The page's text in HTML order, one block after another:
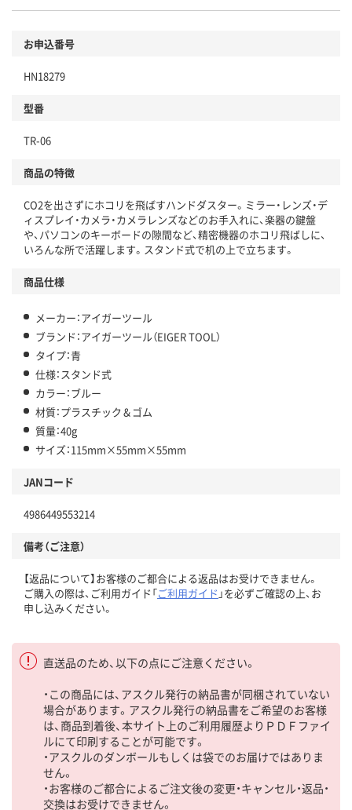
お申込番号
HN18279
型番
TR-06
商品の特徴
CO2を出さずにホコリを飛ばすハンドダスター。ミラー・レンズ・デ
ィスプレイ・カメラ・カメラレンズなどのお手入れに、楽器の鍵盤
や、パソコンのキーボードの隙間など、精密機器のホコリ飛ばしに、
いろんな所で活躍します。スタンド式で机の上で立ちます。
商品仕様
メーカー：アイガーツール
ブランド：アイガーツール（EIGER TOOL）
タイプ：青
仕様：スタンド式
カラー：ブルー
材質：プラスチック＆ゴム
質量：40g
サイズ：115mm×55mm×55mm
JANコード
4986449553214
備考（ご注意）
【返品について】お客様のご都合による返品はお受けできません。
ご購入の際は、ご利用ガイド「ご利用ガイド 」を必ずご確認の上、お
申し込みください。
直送品のため、以下の点にご注意ください。
・この商品には、アスクル発行の納品書が同梱されていない
場合があります。アスクル発行の納品書をご希望のお客様
は、商品到着後、本サイト上のご利用履歴よりＰＤＦファイ
ルにて印刷することが可能です。
・アスクルのダンボールもしくは袋でのお届けではありま
せん。
・お客様のご都合によるご注文後の変更・キャンセル・返品・
交換はお受けできません。